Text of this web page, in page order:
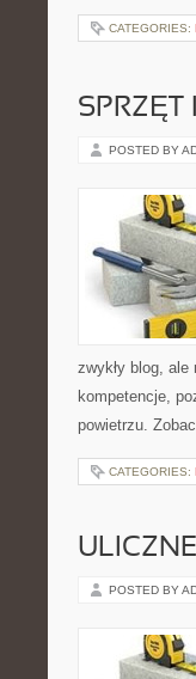
CATEGORIES:
SPRZĘT
POSTED BY
zwykły blog,
kompetencje,
powietrzu.
CATEGORIES:
POSTED BY